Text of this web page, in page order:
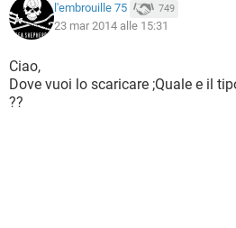
l'embrouille 75 749
23 mar 2014 alle 15:31
Ciao,
Dove vuoi lo scaricare ;Quale e il
??